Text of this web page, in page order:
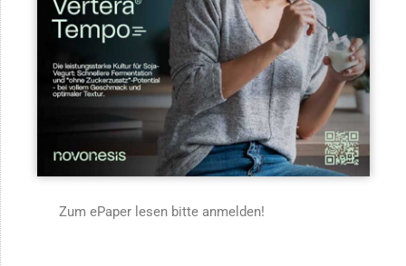
Zum ePaper lesen bitte anmelden!